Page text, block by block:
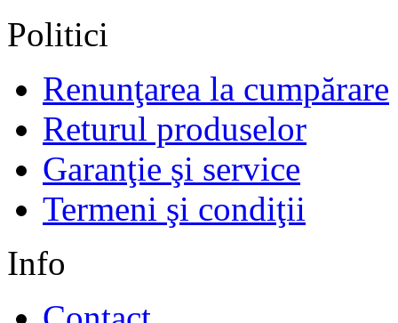
Politici
Renunţarea la cumpărare
Returul produselor
Garanţie şi service
Termeni şi condiţii
Info